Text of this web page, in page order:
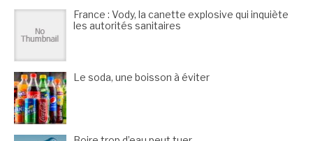
France : Vody, la canette explosive qui inquiète
les autorités sanitaires
Le soda, une boisson à éviter